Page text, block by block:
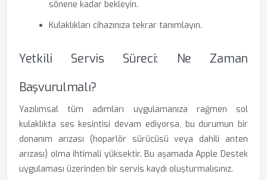
sönene kadar bekleyin.
Kulaklıkları cihazınıza tekrar tanımlayın.
Yetkili Servis Süreci: Ne Zaman
Başvurulmalı?
Yazılımsal tüm adımları uygulamanıza rağmen sol
kulaklıkta ses kesintisi devam ediyorsa, bu durumun bir
donanım arızası (hoparlör sürücüsü veya dahili anten
arızası) olma ihtimali yüksektir. Bu aşamada Apple Destek
uygulaması üzerinden bir servis kaydı oluşturmalısınız.